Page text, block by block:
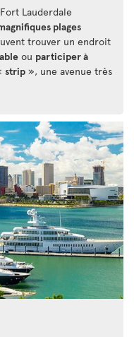
Lauderdale
plages
trouver un endroit
ou participer à
strip », une avenue très